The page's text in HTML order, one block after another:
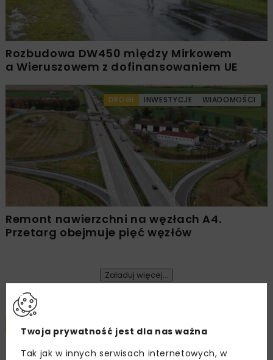
Rozbudowa DW450 między Mirkowem
a Wieruszowem z dofinansowaniem UE
DROGI INWESTYCJE WIADOMOŚCI
Remont nawierzchni na węzłach A4.
Przetarg obejmuje pięć węzłów
Załaduj więcej...
WIADOMOŚCI
Twoja prywatność jest dla nas ważna
Tak jak w innych serwisach internetowych, w